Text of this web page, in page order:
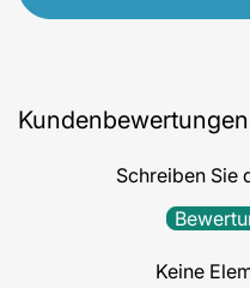
Kundenbewertungen
Schreiben Sie
Keine